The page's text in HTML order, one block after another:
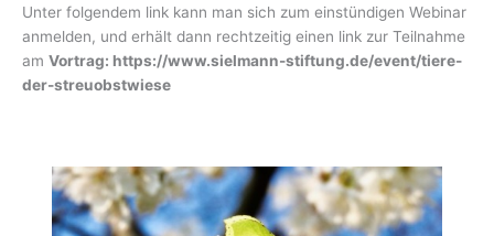
Unter folgendem link kann man sich zum einstündigen Webinar
anmelden, und erhält dann rechtzeitig einen link zur Teilnahme
am Vortrag: https://www.sielmann-stiftung.de/event/tiere-
der-streuobstwiese